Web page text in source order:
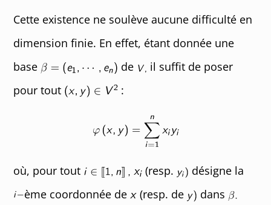
Cette existence ne soulève aucune difficulté en
dimension finie. En effet, étant donnée une
base
de
il suffit de poser
pour tout
:
où, pour tout (resp.
désigne la
ème coordonnée de
(resp. de dans